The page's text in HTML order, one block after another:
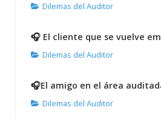
Dilemas del Auditor
🎧 El cliente que se vuelve
Dilemas del Auditor
🎧El amigo en el área
Dilemas del Auditor